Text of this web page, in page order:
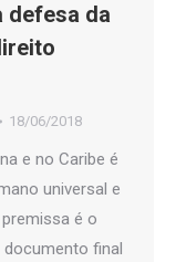
defesa da
18/06/2018
e no Caribe é
universal e
é o
final